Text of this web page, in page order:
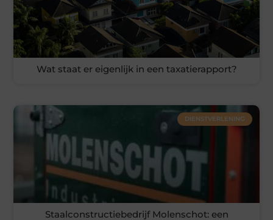
Wat staat er eigenlijk in een taxatierapport?
DIENSTVERLENING
Staalconstructiebedrijf Molenschot: een